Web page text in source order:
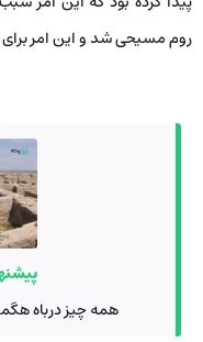
روم مسیحی شد و این امر
همه چیز درباه